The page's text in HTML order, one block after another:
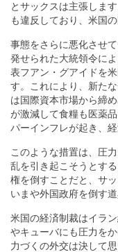
とサックスは主張しま
も違反しており、米国
事態をさらに悪化させ
発せられた大統領令に
表フアン・グアイドを
す。これにより、新た
は国際資本市場から締
が激減して食糧も医薬
パーインフレが起き、経
このような措置は、圧
乱を引き起こそうとす
権を倒すことだと、サ
いまや外国政府を倒す
米国の経済制裁はイラ
やキューバにも圧力を
力づくの外交は決して